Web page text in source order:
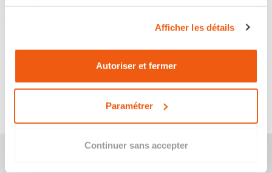
Afficher les détails
Autoriser et fermer
Paramétrer
Continuer sans accepter
Pour tout raccordement au Gaz,Manubricolevous
propose sa gamme deRobinetsenAccessoires Gaz